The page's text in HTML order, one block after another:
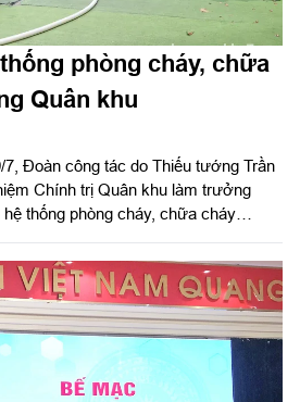
phòng cháy, chữa
Quân khu
7, Đoàn công tác do Thiếu tướng Trần
Chính trị Quân khu làm trưởng
thống phòng cháy, chữa cháy